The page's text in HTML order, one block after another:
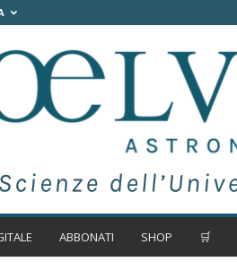
ABBONATI SHOP 🛒